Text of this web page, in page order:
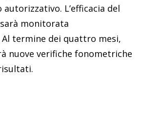
L’efficacia del
monitorata
termine dei quattro mesi,
nuove verifiche fonometriche